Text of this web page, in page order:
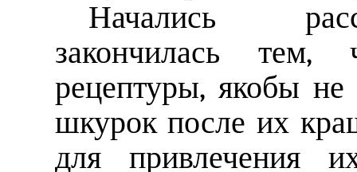
Начались
закончилась
рецептуры, якобы
шкурок после их
для привлечения